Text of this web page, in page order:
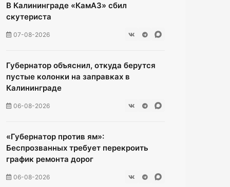
В Калининграде «КамАЗ» сбил
скутериста
07-08-2026
Губернатор объяснил, откуда берутся
пустые колонки на заправках в
Калининграде
06-08-2026
«Губернатор против ям»:
Беспрозванных требует перекроить
график ремонта дорог
06-08-2026